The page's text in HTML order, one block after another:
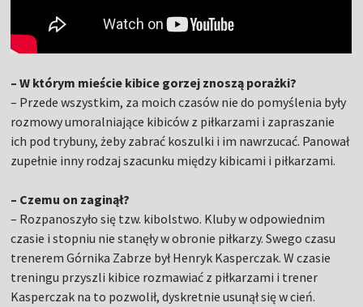
– W którym mieście kibice gorzej znoszą porażki?
– Przede wszystkim, za moich czasów nie do pomyślenia były
rozmowy umoralniające kibiców z piłkarzami i zapraszanie
ich pod trybuny, żeby zabrać koszulki i im nawrzucać. Panował
zupełnie inny rodzaj szacunku między kibicami i piłkarzami.
– Czemu on zaginął?
– Rozpanoszyło się tzw. kibolstwo. Kluby w odpowiednim
czasie i stopniu nie stanęły w obronie piłkarzy. Swego czasu
trenerem Górnika Zabrze był Henryk Kasperczak. W czasie
treningu przyszli kibice rozmawiać z piłkarzami i trener
Kasperczak na to pozwolił, dyskretnie usunął się w cień.